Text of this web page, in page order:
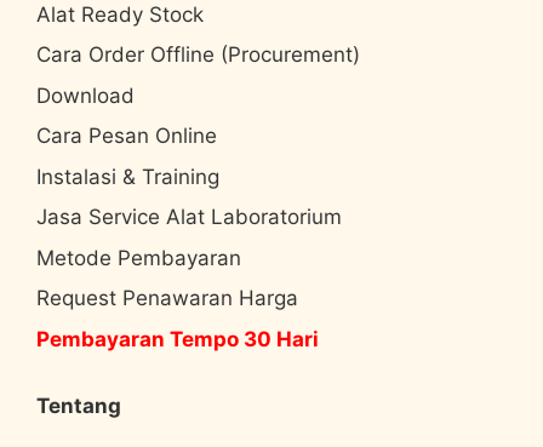
Alat Ready Stock
Cara Order Offline (Procurement)
Download
Cara Pesan Online
Instalasi & Training
Jasa Service Alat Laboratorium
Metode Pembayaran
Request Penawaran Harga
Pembayaran Tempo 30 Hari
Tentang